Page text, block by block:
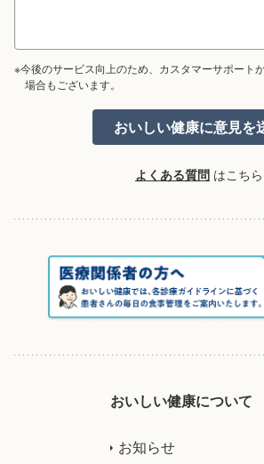
※今後のサービス向上のため、カスタマーサポート
場合もございます。
よくある質問 はこちら
おいしい健康について
お知らせ